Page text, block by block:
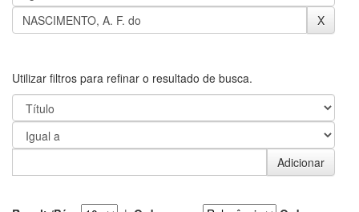
Utilizar filtros para refinar o resultado de busca.